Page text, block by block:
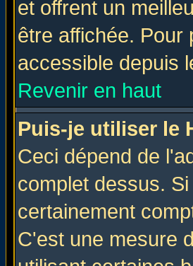
et offrent un
être affichée. Pour
accessible depuis
Revenir en haut
Puis-je utiliser le
Ceci dépend de
complet dessus.
certainement
C'est une mesure